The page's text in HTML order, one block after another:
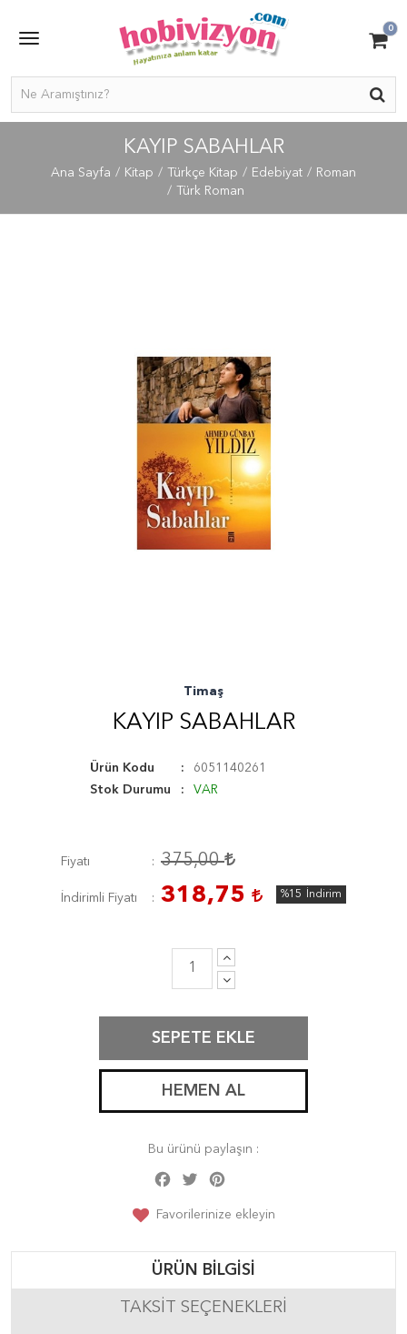
0
KAYIP SABAHLAR
Ana Sayfa Kitap Türkçe Kitap Edebiyat
Roman
Türk Roman
Timaş
KAYIP SABAHLAR
Ürün Kodu
6051140261
Stok Durumu
VAR
Fiyatı 375,00
İndirimli Fiyatı 318,75 %15 İndirim
SEPETE EKLE
HEMEN AL
Bu ürünü paylaşın :
Facebook
Twitter
Favorilerinize ekleyin
ÜRÜN BILGISI
TAKSIT SEÇENEKLERI